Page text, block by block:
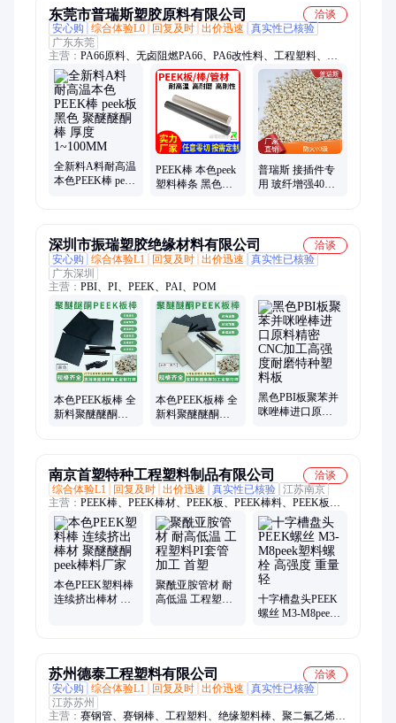
东莞市普瑞斯塑胶原料有限公司
洽谈
安心购
综合体验L0 回复及时 出价迅速
真实性已核验
广东东莞
主营： PA66原料、无卤阻燃PA66、PA6改性料、工程塑料、阻
燃PA66、改性塑料、改性尼龙、特种塑料、PEEK原料、PPS原
料、PA6原料、TPEE塑料、PEI改性料、TPE、TPU、导电防静
电塑料、PEEK板棒、PEI板棒、铁氟龙原料、3D打印耗材、
PSU、PPSU、PES、PEEK粉末、导电塑料
全新料A料耐高温
本色PEEK棒 peek
PEEK棒 本色peek
塑料棒条 黑色防
普瑞斯 接插件专
用 玻纤增强40%
深圳市振瑞塑胶绝缘材料有限公司
洽谈
安心购
综合体验L1 回复及时 出价迅速
真实性已核验
广东深圳
主营： PBI、PI、PEEK、PAI、POM
本色PEEK板棒 全
新料聚醚醚酮棒
本色PEEK板棒 全
新料聚醚醚酮棒
黑色PBI板聚苯并
咪唑棒进口原料
南京首塑特种工程塑料制品有限公司
洽谈
综合体验L1
回复及时 出价迅速 真实性已核验 江苏南京
主营： PEEK棒、PEEK棒材、PEEK板、PEEK棒料、PEEK板
材、PEEK管、PEEK管材、PEEK材料、PEEK加工、PEEK注
塑、PEEK螺丝、PEEK齿轮、PEEK密封圈、PEEK制品、PEEK
轴套、PEEK球、PEEK垫片、PEEK密封环、聚醚醚酮、聚酰亚
胺棒、聚酰亚胺板
本色PEEK塑料棒
连续挤出棒材 聚
聚酰亚胺管材 耐
高低温 工程塑料
十字槽盘头PEEK
螺丝 M3-M8peek
苏州德泰工程塑料有限公司
洽谈
安心购
综合体验L1 回复及时 出价迅速
真实性已核验
江苏苏州
主营： 赛钢管、赛钢棒、工程塑料、绝缘塑料棒、聚二氟乙烯